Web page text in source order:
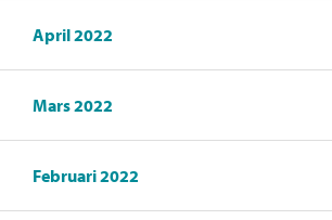
April 2022
Mars 2022
Februari 2022